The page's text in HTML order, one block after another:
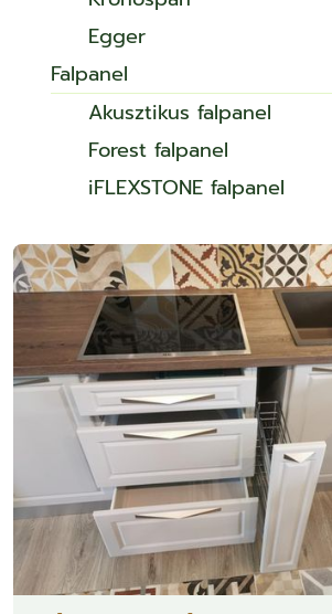
Egger
Falpanel
Akusztikus falpanel
Forest falpanel
iFLEXSTONE falpanel